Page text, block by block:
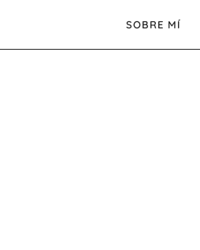
SOBRE MÍ